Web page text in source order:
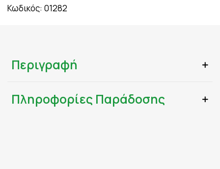
Κωδικός: 01282
Περιγραφή
Πληροφορίες Παράδοσης